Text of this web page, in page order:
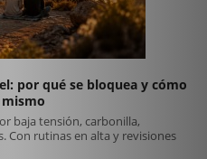
por qué se bloquea y cómo
baja tensión, carbonilla,
Con rutinas en alta y revisiones